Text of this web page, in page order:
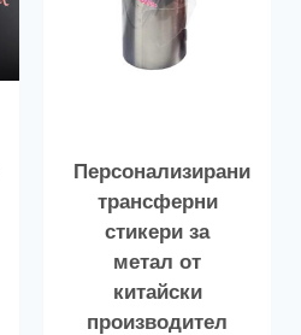
Персонализирани
трансферни
стикери за
метал от
китайски
производител